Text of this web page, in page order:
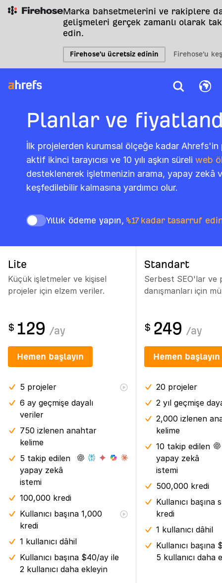
Marka bahsetmelerini ve rakiplere
gelişmeleri gerçek zamanlı olarak
edin.
Firehose'u ücretsiz edinin Firehose’u
Planlar ve
İlk projelerden kurumsal ölçeğe kadar Ahrefs'in
aktif ikinci tarayıcısı ve 10 yılı aşkın süreli web
desteklenerek işletmenizin arama, yapay zekâ
keşfedilebilir kalmasına yardımcı olur.
Yıllık ödeme yapın, %17 kadar tasarruf
Lite
Küçük işletmeler ve kişisel
projeler için elzem veriler.
Standart
Serbest SEO'lar ve
danışmanları için
$ 129 /ay $ 249 /ay
Hemen başlayın Hemen başlayın
5 projeler
6 ay geçmişe dayalı
veriler
750 izlenen anahtar
kelime
5 takip edilen
yapay zekâ
istemi
100,000 kredi
Kullanıcı başına 1,000
kredi
1 kullanıcı dâhil
Kullanıcı başına $40/ay ile
2 kullanıcı daha ekleyin
20 projeler
2 yıl geçmişe
2,000 izlenen
kelime
10 takip edilen
yapay zekâ
istemi
500,000 kredi
Kullanıcı başına
kredi
1 kullanıcı dâhil
Kullanıcı başına
5 kullanıcı daha